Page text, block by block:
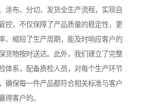
涂布、分切、发货全生产流程，实现自
控，不仅保障了产品质量的稳定性，更
、缩短了生产周期，能及时响应客户的
货物按时送达。此外，我们建立了完整
体系，配备质检人员，对每个生产环节
确保每一件产品都符合相关标准与客户
得客户的。